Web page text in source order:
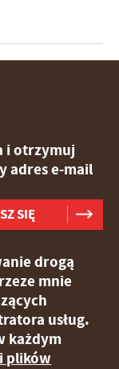
i otrzymuj
adres e-mail
drogą
mnie
usług.
każdym
plików